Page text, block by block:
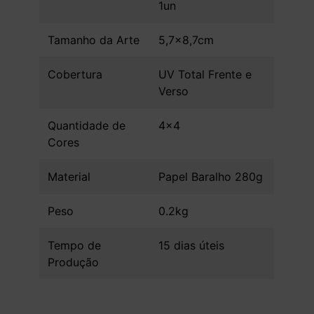
1un
Tamanho da Arte 5,7x8,7cm
Cobertura
UV Total Frente e
Verso
Quantidade de
Cores
4x4
Material Papel Baralho 280g
Peso 0.2kg
Tempo de
Produção
15 dias úteis